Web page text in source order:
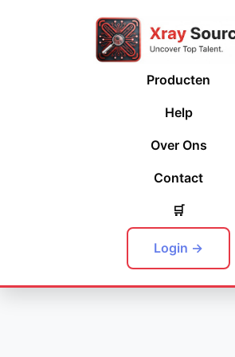
Producten
Help
Over Ons
Contact
🛒
Login →